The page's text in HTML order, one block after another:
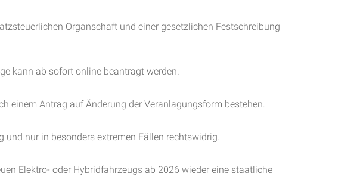
Organschaft und einer gesetzlichen Festschreibung
kann ab sofort online beantragt werden.
einem Antrag auf Änderung der Veranlagungsform bestehen.
nur in besonders extremen Fällen rechtswidrig.
Elektro- oder Hybridfahrzeugs ab 2026 wieder eine staatliche